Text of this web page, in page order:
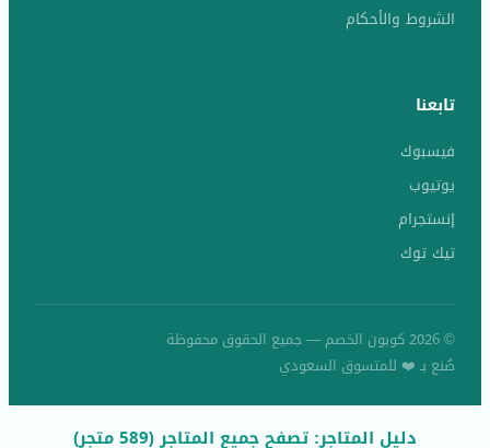
الشروط والأحكام
تابعنا
فيسبوك
يوتيوب
إنستجرام
تيك توك
© 2026 كوبون الخصم — جميع الحقوق محفوظة
صُنع بـ ❤️ للمتسوق السعودي
دليل المتاجر: تصفح جميع المتاجر (589 متجر)